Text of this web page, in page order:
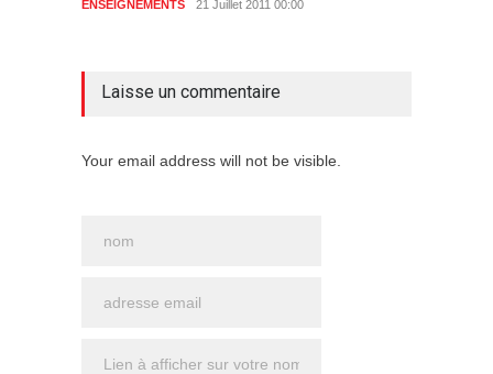
ENSEIGNEMENTS 21 Juillet 2011 00:00
Laisse un commentaire
Your email address will not be visible.